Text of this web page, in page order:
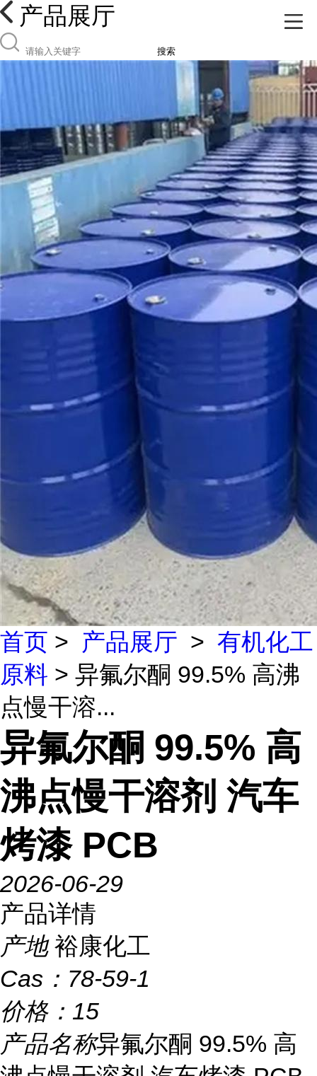
产品展厅
搜索
首页 > 产品展厅 > 有机化工
原料 > 异氟尔酮 99.5% 高沸
点慢干溶...
异氟尔酮 99.5% 高
沸点慢干溶剂 汽车
烤漆 PCB
2026-06-29
产品详情
产地 裕康化工
Cas： 78-59-1
价格： 15
产品名称异氟尔酮 99.5% 高